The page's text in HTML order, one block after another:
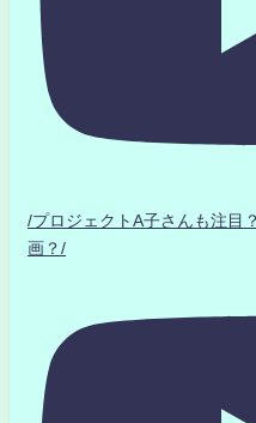
/プロジェクトA子さんも注
画？/